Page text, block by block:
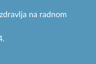
na radnom